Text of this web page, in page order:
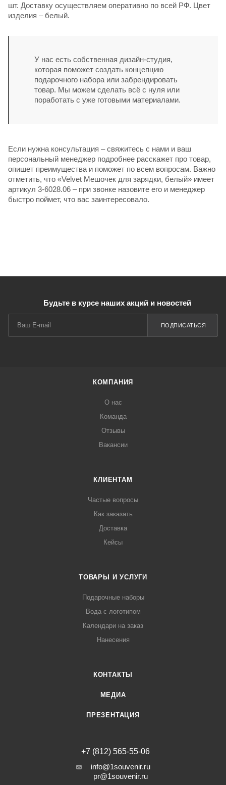
шт. Доставку осуществляем оперативно по всей РФ. Цвет
изделия – белый.
У нас есть собственная дизайн-студия,
которая поможет создать концепцию
подарочного набора или забрендировать
товар. Мы можем сделать всё с нуля или
поработать с уже готовыми материалами.
Если нужна консультация – свяжитесь с нами и ваш
персональный менеджер подробнее расскажет про товар,
опишет преимущества и поможет по всем вопросам. Важно
отметить, что «Velvet Мешочек для зарядки, белый» имеет
артикул 3-6028.06 – при звонке назовите его и менеджер
быстро поймет, что вас заинтересовало.
Будьте в курсе наших акций и новостей
ПОДПИСАТЬСЯ
КОМПАНИЯ
О нас
Команда
Отзывы
Вакансии
КЛИЕНТАМ
Частые вопросы
Как заказать
Доставка
Кейсы
ТОВАРЫ И УСЛУГИ
Подарочные наборы
Вода с логотипом
Календари на заказ
Нанесения
КОНТАКТЫ
МЕДИА
ПРЕЗЕНТАЦИЯ
+7 (812) 565-55-06
info@1souvenir.ru
pr@1souvenir.ru